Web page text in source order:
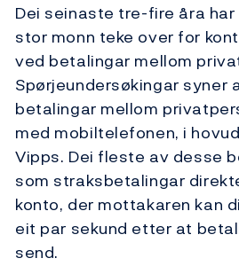
Dei seinaste tre-fire åra
stor monn teke over for
ved betalingar mellom
Spørjeundersøkingar syner
betalingar mellom
med mobiltelefonen, i
Vipps. Dei fleste av desse
som straksbetalingar
konto, der mottakaren kan
eit par sekund etter at
send.